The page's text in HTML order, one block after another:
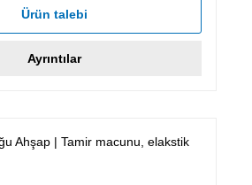
Ürün talebi
Ayrıntılar